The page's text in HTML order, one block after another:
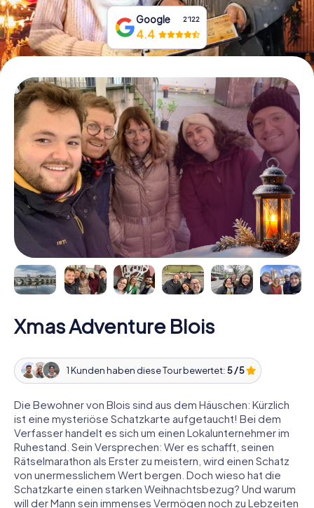
Google 2‘122
4.4
Xmas Adventure Blois
1 Kunden haben diese Tour bewertet:5 / 5
Die Bewohner von Blois sind aus dem Häuschen: Kürzlich
ist eine mysteriöse Schatzkarte aufgetaucht! Bei dem
Verfasser handelt es sich um einen Lokalunternehmer im
Ruhestand. Sein Versprechen: Wer es schafft, seinen
Rätselmarathon als Erster zu meistern, wird einen Schatz
von unermesslichem Wert bergen. Doch wieso hat die
Schatzkarte einen starken Weihnachtsbezug? Und warum
will der Mann sein immenses Vermögen noch zu Lebzeiten